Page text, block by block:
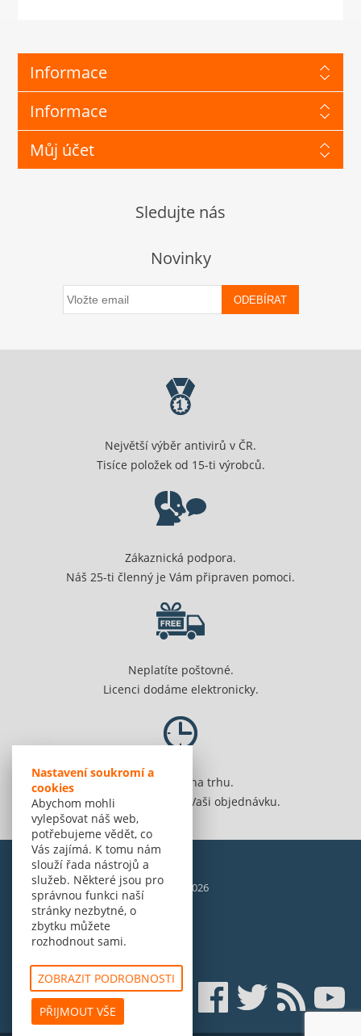
Nastavení soukromí a
cookies
Abychom mohli
vylepšovat náš web,
potřebujeme vědět, co
Vás zajímá. K tomu nám
slouží řada nástrojů a
služeb. Některé jsou pro
správnou funkci naší
stránky nezbytné, o
zbytku můžete
rozhodnout sami.
ZOBRAZIT PODROBNOSTI
PŘIJMOUT VŠE
Informace
Informace
Můj účet
Sledujte nás
Novinky
ODEBÍRAT
Největší výběr antivirů v ČR.
Tisíce položek od 15-ti výrobců.
Zákaznická podpora.
Náš 25-ti členný je Vám připraven pomoci.
Neplatíte poštovné.
Licenci dodáme elektronicky.
Jsme 20 let na trhu.
Spolehlivě vyřídíme Vaši objednávku.
© Amenit Software Solutions, 1998 - 2026
Powered bynopCommerce